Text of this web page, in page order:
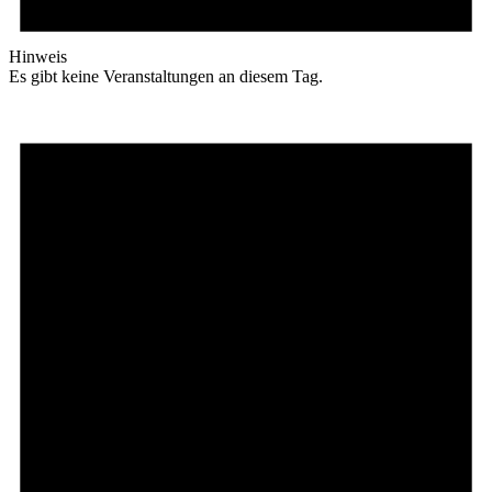
Hinweis
Es gibt keine Veranstaltungen an diesem Tag.